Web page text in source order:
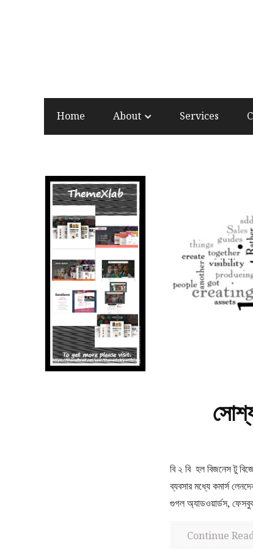
Home About Services
বি ২ বি হল বিজনেস টু
ব্যবসার মধ্যে কমার্স
গুগল অ্যাডওয়ার্ডস,
Continue